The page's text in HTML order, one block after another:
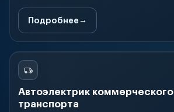
Подробнее
Автоэлектрик коммерческого
транспорта